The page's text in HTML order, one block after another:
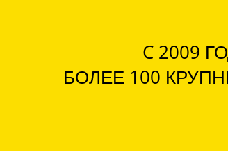
C 2009
БОЛЕЕ 100